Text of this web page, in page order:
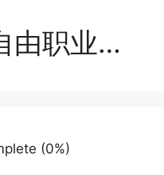
决胜国际自由职业平台
(0%)